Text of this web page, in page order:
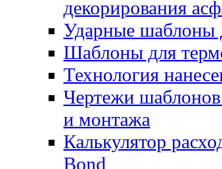
декорирования
Ударные шаблоны
Шаблоны для
Технология
Чертежи шаблонов
и монтажа
Калькулятор
Bond